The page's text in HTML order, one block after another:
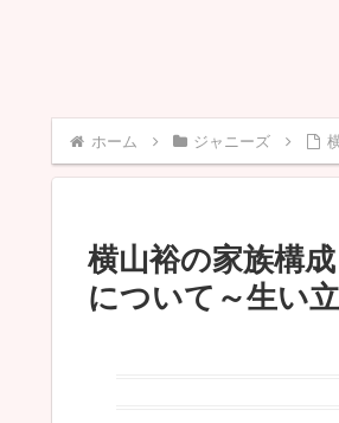
ホーム ジャニーズ
横山裕の家族構
について～生い